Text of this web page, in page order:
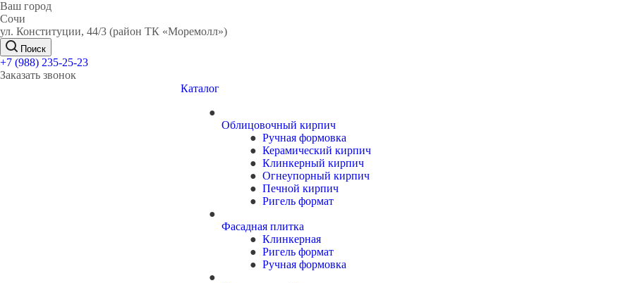
Ваш город
Сочи
ул. Конституции, 44/3 (район ТК «Моремолл»)
Поиск
+7 (988) 235-25-23
Заказать звонок
Каталог
Облицовочный кирпич
Ручная формовка
Керамический кирпич
Клинкерный кирпич
Огнеупорный кирпич
Печной кирпич
Ригель формат
Фасадная плитка
Клинкерная
Ригель формат
Ручная формовка